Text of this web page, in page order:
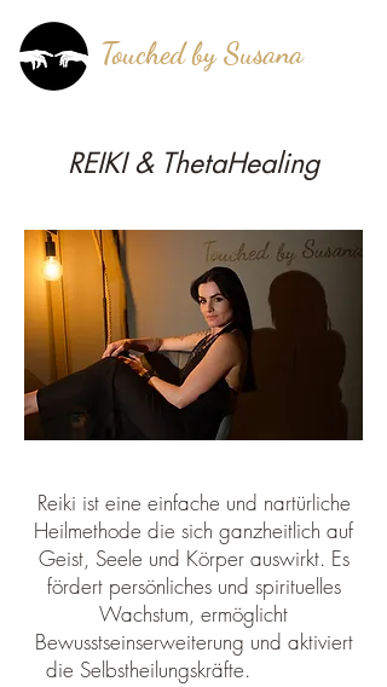
Touched by Susana
REIKI & ThetaHealing
Reiki ist eine einfache und nartürliche
Heilmethode die sich ganzheitlich auf
Geist, Seele und Körper auswirkt. Es
fördert persönliches und spirituelles
Wachstum, ermöglicht
Bewusstseinserweiterung und aktiviert
die Selbstheilungskräfte.